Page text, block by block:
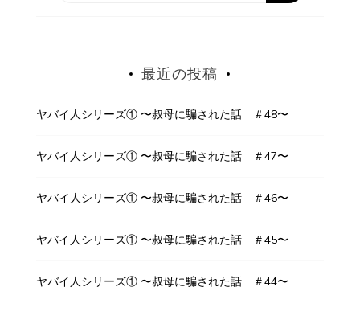
最近の投稿
ヤバイ人シリーズ① 〜叔母に騙された話 ＃48〜
ヤバイ人シリーズ① 〜叔母に騙された話 ＃47〜
ヤバイ人シリーズ① 〜叔母に騙された話 ＃46〜
ヤバイ人シリーズ① 〜叔母に騙された話 ＃45〜
ヤバイ人シリーズ① 〜叔母に騙された話 ＃44〜